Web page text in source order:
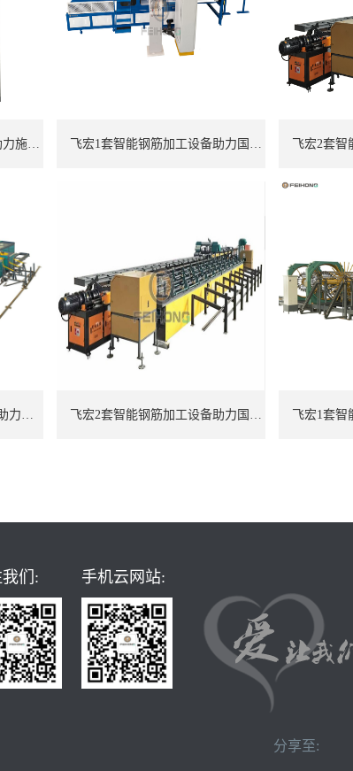
飞宏3套智能钢筋加工设备助力施工项目建设 飞宏1套智能钢筋加工设备助力国际施工项目建设
飞宏31套智能钢筋加工设备助力施工项目建设 飞宏2套智能钢筋加工设备助力国际施工项目建设
们: 手机云网站:
分享至: